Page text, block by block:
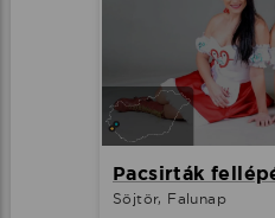
Pacsirták
Söjtör, Falunap